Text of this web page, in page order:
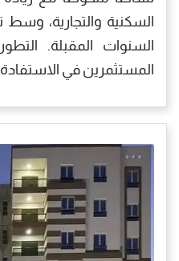
السكنية والتجارية،
السنوات المقبلة.
المستثمرين في